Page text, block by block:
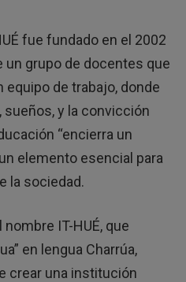
fue fundado en el 2002
un grupo de docentes que
de trabajo, donde
y la convicción
“encierra un
elemento esencial para
la sociedad.
IT-HUÉ, que
en lengua Charrúa,
crear una institución